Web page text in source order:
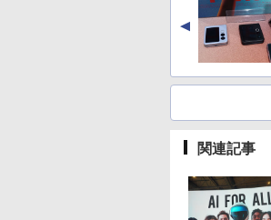
▲
関連記事